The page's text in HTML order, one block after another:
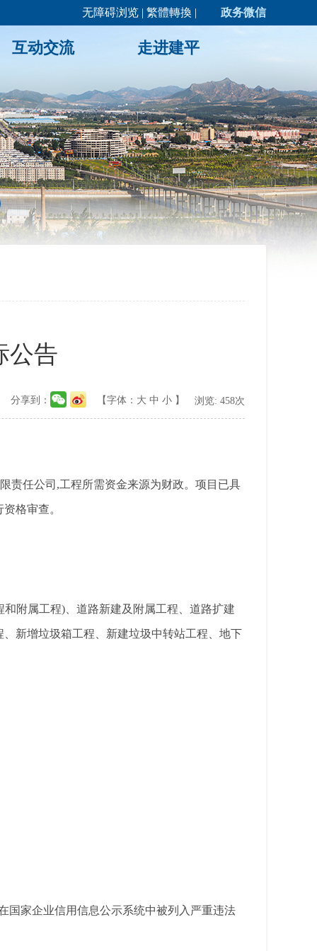
无障碍浏览 | 繁體轉換 | 政务微信
互动交流 走进建平
公告
【字体： 大 中 小 】 浏览: 458次
分享到：
责任公司 ,工程所需资金来源为财政。项目已具
格审查。
和附属工程) 、道路新建及附属工程、道路扩建
新增垃圾箱工程、新建垃圾中转站工程、地下
国家企业信用信息公示系统中被列入严重违法